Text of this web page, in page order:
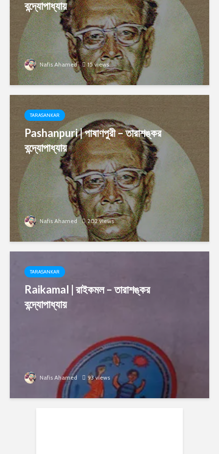
বন্দ্যোপাধ্যায়
Nafis Ahamed 15 views
TARASANKAR
Pashanpuri | পাষাণপুরী – তারাশঙ্কর
বন্দ্যোপাধ্যায়
Nafis Ahamed 202 views
TARASANKAR
Raikamal | রাইকমল – তারাশঙ্কর
বন্দ্যোপাধ্যায়
Nafis Ahamed 93 views